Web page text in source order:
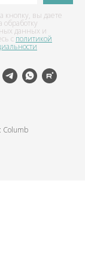
кнопку, вы даете
обработку
данных и
c политикой
Columb